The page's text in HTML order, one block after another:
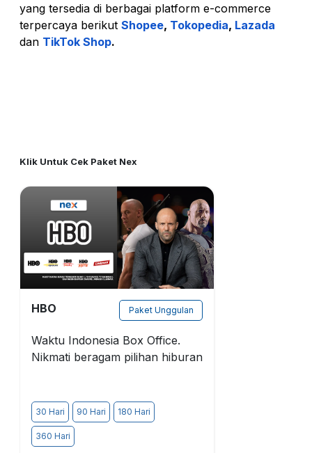
yang tersedia di berbagai platform e-commerce
terpercaya berikut Shopee, Tokopedia, Lazada
dan TikTok Shop.
Klik Untuk Cek Paket Nex
HBO Paket Unggulan
Waktu Indonesia Box Office.
Nikmati beragam pilihan hiburan
30 Hari 90 Hari 180 Hari
360 Hari